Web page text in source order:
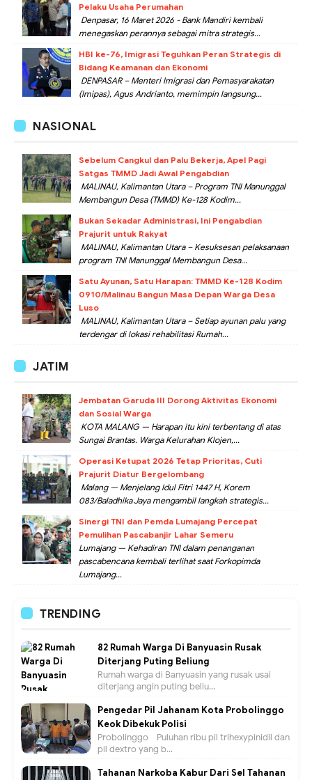
Pelaku Usaha Perumahan
Denpasar, 16 Maret 2026 - Bank Mandiri kembali
menegaskan perannya sebagai mitra strategis...
HBI ke-76, Imigrasi Teguhkan Peran Strategis di
Bidang Keamanan dan Ekonomi
DENPASAR – Menteri Imigrasi dan Pemasyarakatan
(Imipas), Agus Andrianto, memimpin langsung...
NASIONAL
Sebelum Cangkul dan Palu Bekerja, Apel Pagi
Satgas TMMD Jadi Awal Pengabdian
MALINAU, Kalimantan Utara – Program TNI Manunggal
Membangun Desa (TMMD) Ke-128 Kodim...
Bukan Sekadar Administrasi, Ini Pengabdian
Prajurit untuk Rakyat
MALINAU, Kalimantan Utara – Kesuksesan pelaksanaan
program TNI Manunggal Membangun Desa...
Satu Ayunan, Satu Harapan: TMMD Ke-128 Kodim
0910/Malinau Bangun Masa Depan Warga Desa
Luso
MALINAU, Kalimantan Utara – Setiap ayunan palu yang
terdengar di lokasi rehabilitasi Rumah...
JATIM
Jembatan Garuda III Dorong Aktivitas Ekonomi
dan Sosial Warga
KOTA MALANG — Harapan itu kini terbentang di atas
Sungai Brantas. Warga Kelurahan Klojen,...
Operasi Ketupat 2026 Tetap Prioritas, Cuti
Prajurit Diatur Bergelombang
Malang — Menjelang Idul Fitri 1447 H, Korem
083/Baladhika Jaya mengambil langkah strategis...
Sinergi TNI dan Pemda Lumajang Percepat
Pemulihan Pascabanjir Lahar Semeru
Lumajang — Kehadiran TNI dalam penanganan
pascabencana kembali terlihat saat Forkopimda
Lumajang...
TRENDING
82 Rumah Warga Di Banyuasin Rusak
Diterjang Puting Beliung
Rumah warga di Banyuasin yang rusak usai
diterjang angin puting beliu...
Pengedar Pil Jahanam Kota Probolinggo
Keok Dibekuk Polisi
Probolinggo - Puluhan ribu pil trihexypinidil dan
pil dextro yang b...
Tahanan Narkoba Kabur Dari Sel Tahanan